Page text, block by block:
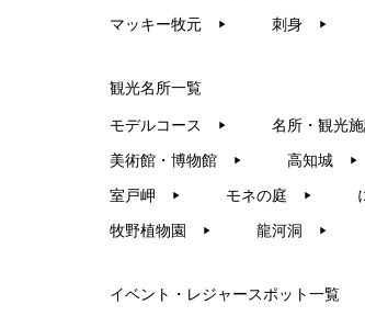
マッキー牧元 ▶︎ 刺身 ▶︎
観光名所一覧
モデルコース ▶︎ 名所・観光
美術館・博物館 ▶︎ 高知城 ▶︎
室戸岬 ▶︎ モネの庭 ▶︎
牧野植物園 ▶︎ 龍河洞 ▶︎
イベント・レジャースポット一覧